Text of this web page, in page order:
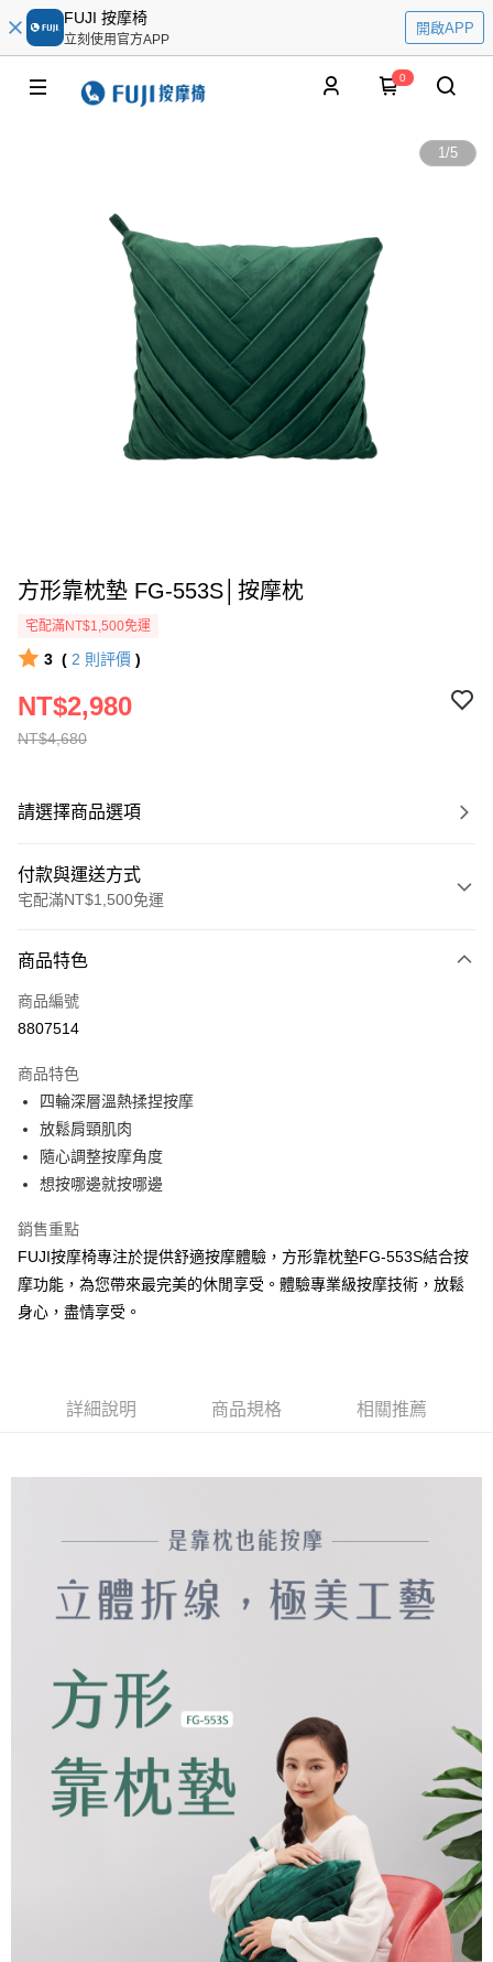
FUJI 按摩椅
立刻使用官方APP
開啟APP
0
1/5
方形靠枕墊 FG-553S│按摩枕
宅配滿NT$1,500免運
3 ( 2 則評價 )
NT$4,680
NT$2,980
請選擇商品選項
付款與運送方式
宅配滿NT$1,500免運
信用卡一次付款
LINE Pay
Google Pay
運送方式
宅配
商品特色
商品編號
8807514
商品特色
四輪深層溫熱揉捏按摩
放鬆肩頸肌肉
隨心調整按摩角度
想按哪邊就按哪邊
銷售重點
FUJI按摩椅專注於提供舒適按摩體驗，方形靠枕墊FG-553S結合按
摩功能，為您帶來最完美的休閒享受。體驗專業級按摩技術，放鬆
身心，盡情享受。
詳細說明 商品規格 相關推薦